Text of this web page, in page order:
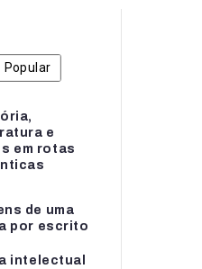
Popular
e
em rotas
de uma
por escrito
intelectual
e
em rotas...
de uma
por escrito
intelectual